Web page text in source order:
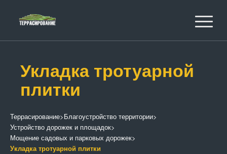
Укладка тротуарной
плитки
Террасирование>Благоустройство территории>
Устройство дорожек и площадок>
Мощение садовых и парковых дорожек>
Укладка тротуарной плитки